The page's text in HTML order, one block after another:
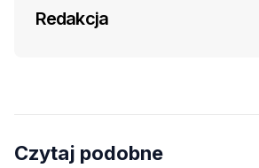
Redakcja
Czytaj podobne